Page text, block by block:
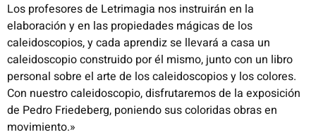
Los profesores de Letrimagia nos instruirán en la
elaboración y en las propiedades mágicas de los
caleidoscopios, y cada aprendiz se llevará a casa un
caleidoscopio construido por él mismo, junto con un libro
personal sobre el arte de los caleidoscopios y los colores.
Con nuestro caleidoscopio, disfrutaremos de la exposición
de Pedro Friedeberg, poniendo sus coloridas obras en
movimiento.»